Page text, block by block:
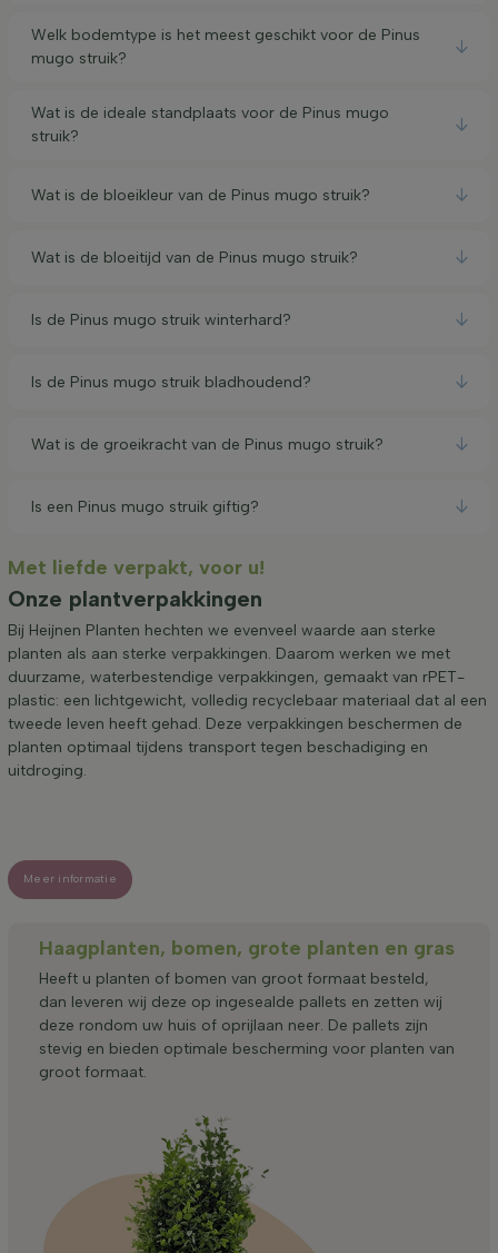
Welk bodemtype is het meest geschikt voor de Pinus
mugo struik?
Wat is de ideale standplaats voor de Pinus mugo
struik?
Wat is de bloeikleur van de Pinus mugo struik?
Wat is de bloeitijd van de Pinus mugo struik?
Is de Pinus mugo struik winterhard?
Is de Pinus mugo struik bladhoudend?
Wat is de groeikracht van de Pinus mugo struik?
Is een Pinus mugo struik giftig?
Met liefde verpakt, voor u!
Onze plantverpakkingen
Bij Heijnen Planten hechten we evenveel waarde aan sterke
planten als aan sterke verpakkingen. Daarom werken we met
duurzame, waterbestendige verpakkingen, gemaakt van rPET-
plastic: een lichtgewicht, volledig recyclebaar materiaal dat al een
tweede leven heeft gehad. Deze verpakkingen beschermen de
planten optimaal tijdens transport tegen beschadiging en
uitdroging.
Meer informatie
Haagplanten, bomen, grote planten en gras
Heeft u planten of bomen van groot formaat besteld,
dan leveren wij deze op ingesealde pallets en zetten wij
deze rondom uw huis of oprijlaan neer. De pallets zijn
stevig en bieden optimale bescherming voor planten van
groot formaat.